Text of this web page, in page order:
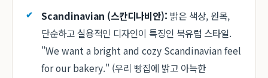
Scandinavian (스칸디나비안): 밝은 색상, 원목,
단순하고 실용적인 디자인이 특징인 북유럽 스타일.
"We want a bright and cozy Scandinavian feel
for our bakery." (우리 빵집에 밝고 아늑한